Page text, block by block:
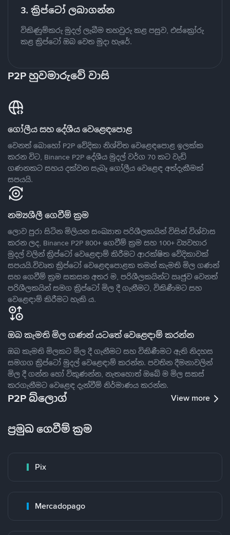
3. ක්‍රිප්ටෝ ලබාගන්න
විකිණුම්කරු මුදල් ලැබීම තහවුරු කළ පසුව, එස්ක්‍රෝරු
කළ ක්‍රිප්ටෝ ඔබ වෙත මුදා හැරේ.
P2P හුවමාරුවේ වාසි
ගෝලීය සහ දේශීය වෙළෙඳපොළ
වෙනත් බොහෝ P2P වේදිකා නිශ්චිත වෙළෙඳපොළ ඉලක්ක
කරන විට, Binance P2P දේශීය මුදල් වර්ග 70 කට වැඩි
ගණනකට සහය දක්වන සැබෑ ගෝලීය වෙළෙඳ අත්දැකීමක්
සපයයි.
නම්‍යශීලී ගෙවීම් ක්‍රම
ලොව පුරා සිටින මිලියන සංඛ්‍යාත පරිශීලකයින් විසින් විශ්වාස
කරන ලද, Binance P2P 800+ ගෙවීම් ක්‍රම සහ 100+ ව්‍යවහාර
මුදල් වලින් ක්‍රිප්ටෝ වෙළෙඳාම් කිරීමට ආරක්ෂිත වේදිකාවක්
සපයයි.විවෘත ක්‍රිප්ටෝ වෙළෙඳපොළක තමන් කැමති මිල ගණන්
සහ ගෙවීම් ක්‍රම සකසන අතර ම, පරිශීලකයින්ට ඍජුව වෙනත්
පරිශීලකයින් සමග ක්‍රිප්ටෝ මිල දී ගැනීමට, විකිණීමට සහ
වෙළෙඳාම් කිරීමට හැකි ය.
ඔබ කැමති මිල ගණන් යටතේ වෙළෙඳාම් කරන්න
ඔබ කැමති මිලකට මිල දී ගැනීමට සහ විකිණීමට ඇති නිදහස
සමගග ක්‍රිප්ටෝ මුදල් වෙළෙඳාම් කරන්න. පවතින දීමනාවලින්
මිල දී ගන්න හෝ විකුණන්න, නැතහොත් ඔබේ ම මිල සකස්
කරගැනීමට වෙළෙඳ දැන්වීම් නිර්මාණය කරන්න.
P2P බ්ලොග් View more
ප්‍රමුඛ ගෙවීම් ක්‍රම
Pix
Mercadopago